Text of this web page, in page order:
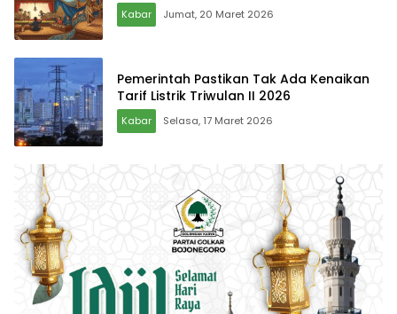
Kabar Jumat, 20 Maret 2026
Pemerintah Pastikan Tak Ada Kenaikan
Tarif Listrik Triwulan II 2026
Kabar Selasa, 17 Maret 2026